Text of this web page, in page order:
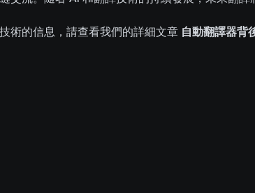
術的信息，請查看我們的詳細文章 自動翻譯器背